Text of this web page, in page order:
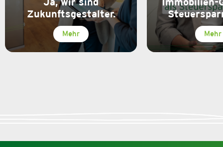
Ja, wir sind
Zukunftsgestalter.
Mehr
Immobilien-
Mehr